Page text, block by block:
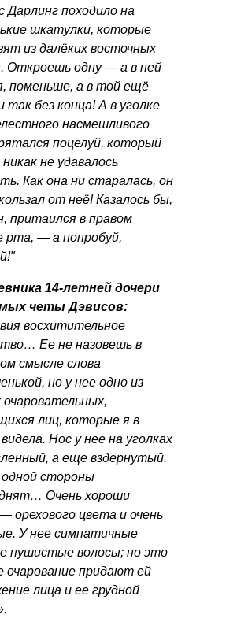
Дарлинг походило на
шкатулки, которые
из далёких восточных
Откроешь одну — а в ней
поменьше, а в той ещё
так без конца! А в уголке
насмешливого
поцелуй, который
не удавалось
Как она ни старалась, он
от неё! Казалось бы,
притаился в правом
рта, — а попробуй,
14-летней дочери
четы Дэвисов:
восхитительное
Ее не назовешь в
смысле слова
но у нее одно из
лиц, которые я в
Нос у нее на уголках
а еще вздернутый.
стороны
Очень хороши
орехового цвета и очень
У нее симпатичные
пушистые волосы; но это
очарование придают ей
лица и ее грудной